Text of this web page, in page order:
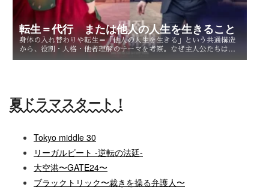
転生＝代行 または他人の人生を生きること
身体の入れ替わりや転生＝「他人の人生を生きる」という共通構造
から、役割・人格・他者理解のテーマを考察。なぜ主人公たちは他
夏ドラマスタート！
Tokyo middle 30
リーガルビート -逆転の法廷-
大空港〜GATE24〜
ブラックトリック〜裁きを操る弁護人〜